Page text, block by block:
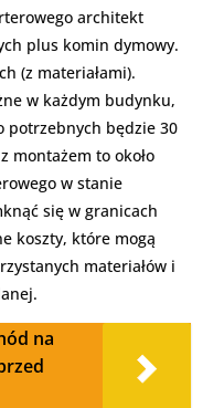
architekt
plus komin dymowy.
(z materiałami).
w każdym budynku,
potrzebnych będzie 30
montażem to około
w stanie
się w granicach
koszty, które mogą
materiałów i
na